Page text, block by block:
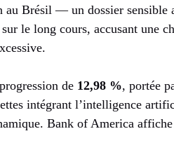
Brésil — un dossier sensible
le long cours, accusant une
de 12,98 %, portée
intégrant l’intelligence
Bank of America